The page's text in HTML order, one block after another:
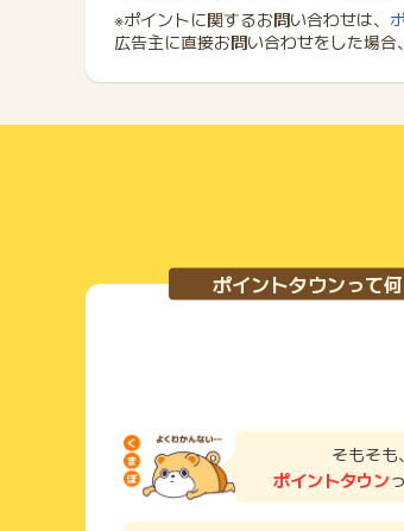
※ポイントに関するお問い合わせは、
広告主に直接お問い合わせをした場合
ポイントタウンって
そもそも、
ポイントタウン